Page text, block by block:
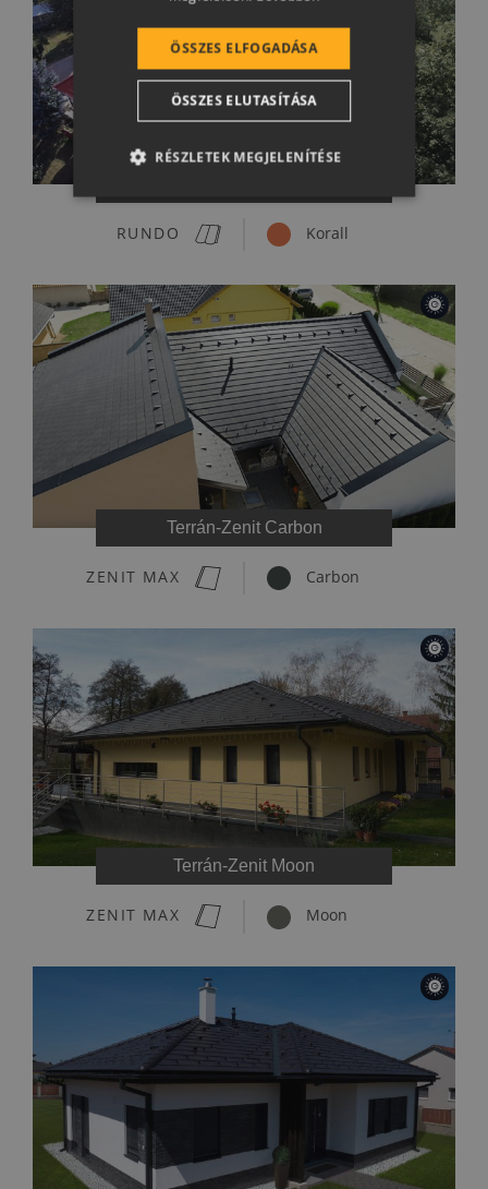
RUNDO Korall
Terrán-Zenit Carbon
ZENIT MAX Carbon
Terrán-Zenit Moon
ZENIT MAX Moon
CROATIAN
SR
RO-HU
ÖSSZES ELFOGADÁSA
ÖSSZES ELUTASÍTÁSA
RÉSZLETEK MEGJELENÍTÉSE